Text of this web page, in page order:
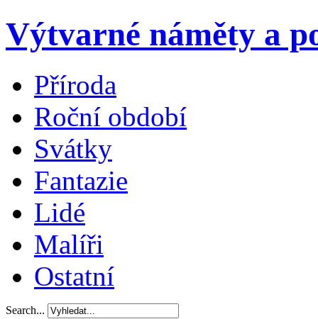
Výtvarné náměty a
Příroda
Roční období
Svátky
Fantazie
Lidé
Malíři
Ostatní
Search...